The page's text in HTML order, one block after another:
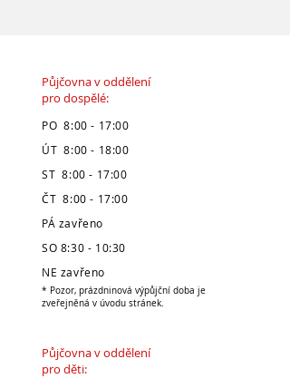
Půjčovna v oddělení
pro dospělé:
PO 8:00 - 17:00
ÚT 8:00 - 18:00
ST 8:00 - 17:00
ČT 8:00 - 17:00
PÁ zavřeno
SO 8:30 - 10:30
NE zavřeno
* Pozor, prázdninová výpůjční doba je
zveřejněná v úvodu stránek.
Půjčovna v oddělení
pro děti: